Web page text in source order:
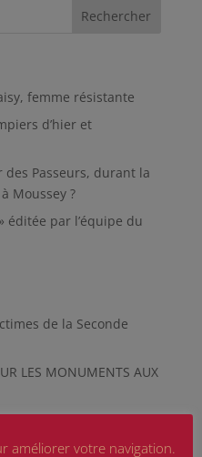
femme résistante
d’hier et
des Passeurs, durant la
Moussey ?
éditée par l’équipe du
de la Seconde
LES MONUMENTS AUX
la DMCA.
améliorer votre navigation.